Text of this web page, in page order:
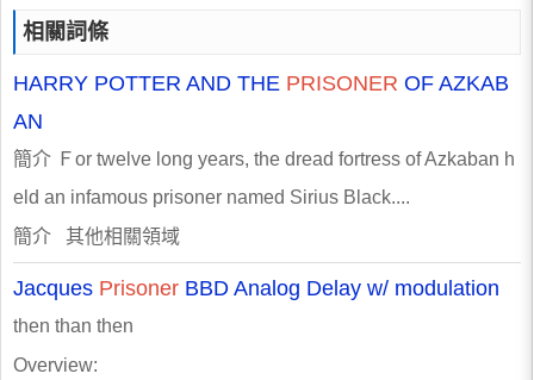
相關詞條
HARRY POTTER AND THE PRISONER OF AZKAB
AN
簡介 Ｆor twelve long years, the dread fortress of Azkaban h
eld an infamous prisoner named Sirius Black....
簡介 其他相關領域
Jacques Prisoner BBD Analog Delay w/ modulation
then than then
Overview: